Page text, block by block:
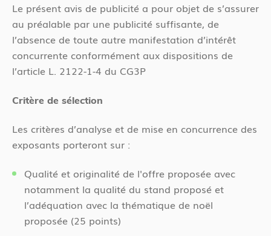
Le présent avis de publicité a pour objet de s’assurer
au préalable par une publicité suffisante, de
l’absence de toute autre manifestation d’intérêt
concurrente conformément aux dispositions de
l’article L. 2122-1-4 du CG3P
Critère de sélection
Les critères d’analyse et de mise en concurrence des
exposants porteront sur :
Qualité et originalité de l'offre proposée avec
notamment la qualité du stand proposé et
l’adéquation avec la thématique de noël
proposée (25 points)